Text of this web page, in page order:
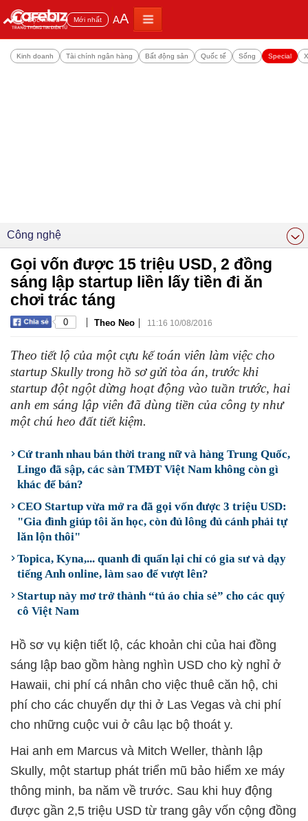
Đọc nhiều Mới nhất AA
Kinh doanh Tài chính ngân hàng Bất động sản Quốc tế Sống Special
Công nghệ
Gọi vốn được 15 triệu USD, 2 đồng
sáng lập startup liền lấy tiền đi ăn
chơi trác táng
0 | Theo Neo | 11:16 10/08/2016
Theo tiết lộ của một cựu kế toán viên làm việc cho
startup Skully trong hồ sơ gửi tòa án, trước khi
startup đột ngột dừng hoạt động vào tuần trước, hai
anh em sáng lập viên đã dùng tiền của công ty như
một chú heo đất tiết kiệm.
Cứ tranh nhau bán thời trang nữ và hàng Trung Quốc,
Lingo đã sập, các sàn TMĐT Việt Nam không còn gì
khác để bán?
CEO Startup vừa mở ra đã gọi vốn được 3 triệu USD:
"Gia đình giúp tôi ăn học, còn đủ lông đủ cánh phải tự
lăn lộn thôi"
Topica, Kyna,... quanh đi quẩn lại chỉ có gia sư và dạy
tiếng Anh online, làm sao để vượt lên?
Startup này mơ trở thành “tủ áo chia sẻ” cho các quý
cô Việt Nam
Hồ sơ vụ kiện tiết lộ, các khoản chi của hai đồng
sáng lập bao gồm hàng nghìn USD cho kỳ nghỉ ở
Hawaii, chi phí cá nhân cho việc thuê căn hộ, chi
phí cho các chuyến dự thi ở Las Vegas và chi phí
cho những cuộc vui ở câu lạc bộ thoát y.
Hai anh em Marcus và Mitch Weller, thành lập
Skully, một startup phát triển mũ bảo hiểm xe máy
thông minh, ba năm về trước. Sau khi huy động
được gần 2,5 triệu USD từ trang gây vốn cộng đồng